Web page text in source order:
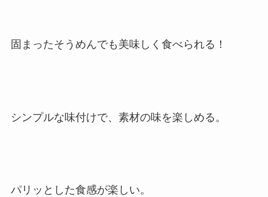
固まったそうめんでも美味しく食べられる！
シンプルな味付けで、素材の味を楽しめる。
パリッとした食感が楽しい。